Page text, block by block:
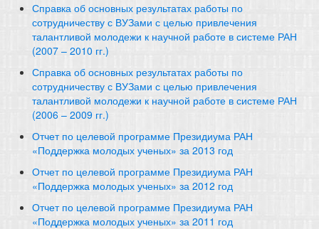
Справка об основных результатах работы по
сотрудничеству с ВУЗами с целью привлечения
талантливой молодежи к научной работе в системе РАН
(2007 – 2010 гг.)
Справка об основных результатах работы по
сотрудничеству с ВУЗами с целью привлечения
талантливой молодежи к научной работе в системе РАН
(2006 – 2009 гг.)
Отчет по целевой программе Президиума РАН
«Поддержка молодых ученых» за 2013 год
Отчет по целевой программе Президиума РАН
«Поддержка молодых ученых» за 2012 год
Отчет по целевой программе Президиума РАН
«Поддержка молодых ученых» за 2011 год